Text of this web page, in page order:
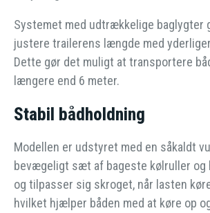
Systemet med udtrækkelige baglygter
justere trailerens længde med
Dette gør det muligt at transportere
længere end 6 meter.
Stabil bådholdning
Modellen er udstyret med en såkaldt
bevægeligt sæt af bageste kølruller og
og tilpasser sig skroget, når lasten
hvilket hjælper båden med at køre op